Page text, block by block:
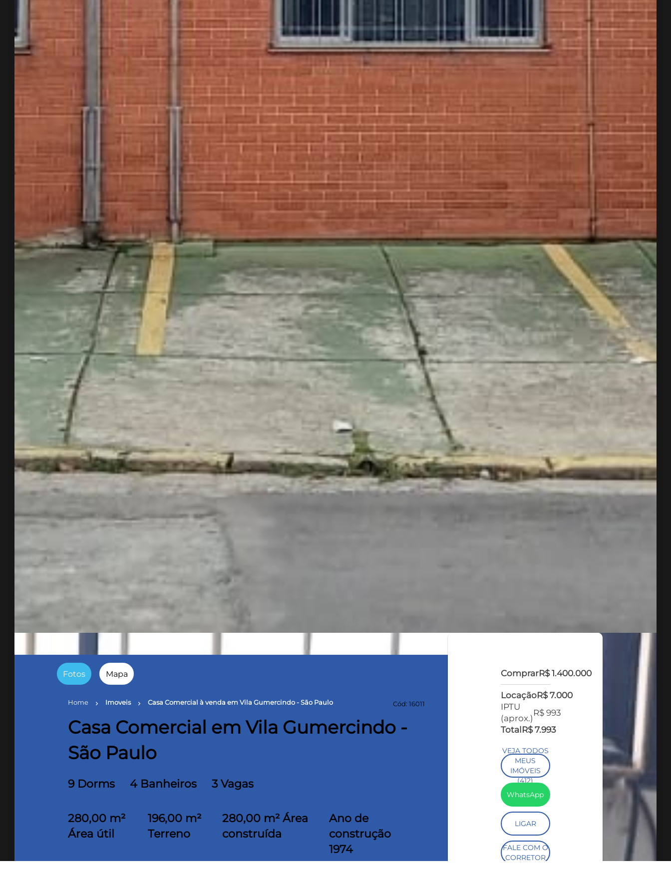
ComprarR$ 1.400.000
LocaçãoR$ 7.000
IPTU
(aprox.)
R$ 993
Total R$ 7.993
VEJA TODOS
MEUS
IMÓVEIS
(412)
WhatsApp
LIGAR
FALE COM O
CORRETOR
Fotos Mapa
Home chevron_right Imoveis chevron_right Casa Comercial à venda em Vila Gumercindo - São Paulo Cód: 16011
Casa Comercial em Vila Gumercindo -
São Paulo
9 Dorms 4 Banheiros 3 Vagas
280,00 m²
Área útil
196,00 m²
Terreno
280,00 m² Área
construída
Ano de
construção
1974